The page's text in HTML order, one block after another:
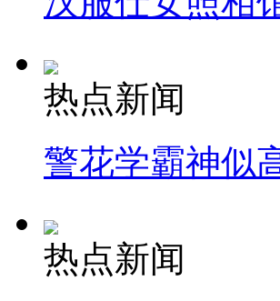
热点新闻
警花学霸神似
热点新闻